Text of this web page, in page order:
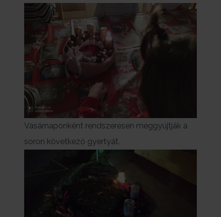
Vasárnaponként rendszeresen meggyújtják a
soron következő gyertyát.